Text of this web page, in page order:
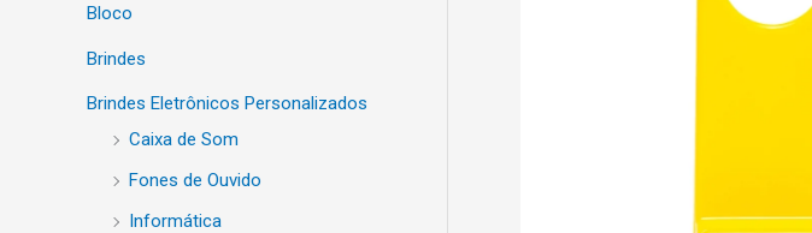
Bloco
Brindes
Brindes Eletrônicos Personalizados
Caixa de Som
Fones de Ouvido
Informática